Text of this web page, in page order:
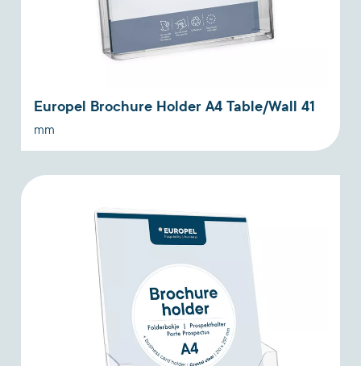
Europel Brochure Holder A4 Table/Wall 41
mm